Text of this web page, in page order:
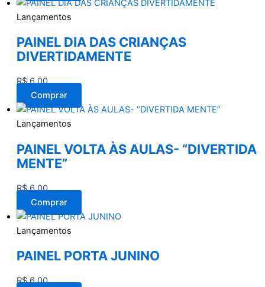
Lançamentos
PAINEL DIA DAS CRIANÇAS
DIVERTIDAMENTE
R$6,00
Comprar
Lançamentos
PAINEL VOLTA ÀS AULAS- “DIVERTIDA
MENTE”
R$6,00
Comprar
Lançamentos
PAINEL PORTA JUNINO
R$6,00